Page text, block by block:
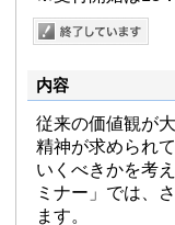
内容
従来の価値観が
精神が求められ
いくべきかを考
ミナー」では、
ます。